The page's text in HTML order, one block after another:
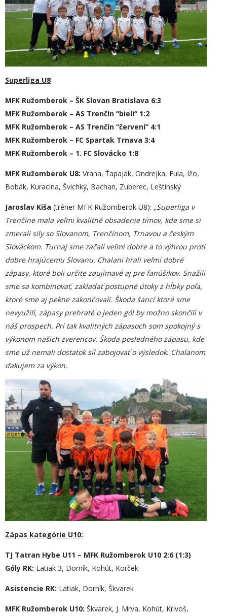
Superliga U8
MFK Ružomberok – ŠK Slovan Bratislava 6:3
MFK Ružomberok – AS Trenčín “bieli“ 1:2
MFK Ružomberok – AS Trenčín “červení“ 4:1
MFK Ružomberok – FC Spartak Trnava 3:4
MFK Ružomberok – 1. FC Slovácko 1:8
MFK Ružomberok U8: Vrana, Ťapaják, Ondrejka, Fula, Ižo,
Bobák, Kuracina, Švichký, Bachan, Zuberec, Leštinský
Jaroslav Kiša (tréner MFK Ružomberok U8): „Superliga v
Trenčíne mala veľmi kvalitné obsadenie tímov, kde sme si
zmerali sily so Slovanom, Trenčínom, Trnavou a českým
Slováckom. Turnaj sme začali veľmi dobre a to výhrou proti
dobre hrajúcemu Slovanu. Chalani hrali veľmi dobré
zápasy, ktoré boli určite zaujímavé aj pre fanúšikov. Snažili
sme sa kombinovať, zakladať postupné útoky z hĺbky poľa,
ktoré sme aj pekne zakončovali. Škoda šancí ktoré sme
nevyužili, zápasyprehraté o jeden gól bymožnoskončili v
náš prospech. Pri tak kvalitných zápasoch som spokojný s
výkonom našich zverencov. Škoda posledného zápasu, kde
sme už nemali dostatoksíl zabojovať o výsledok. Chalanom
ďakujem za výkon.
Zápas kategórie U10:
TJ Tatran Hybe U11 – MFK Ružomberok U10 2:6 (1:3)
Góly RK: Latiak 3, Dorník, Kohút, Korček
Asistencie RK: Latiak, Dorník, Škvarek
MFK Ružomberok U10: Škvarek, J. Mrva, Kohút, Krivoš,